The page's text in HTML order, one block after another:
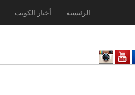
الرئيسية أخبار الكويت